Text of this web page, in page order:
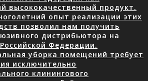
высококачественный продукт.
опыт реализации этих
позволил нам получить
дистрибьютора на
Федерации.
уборка помещений требует
исключительно
клинингового